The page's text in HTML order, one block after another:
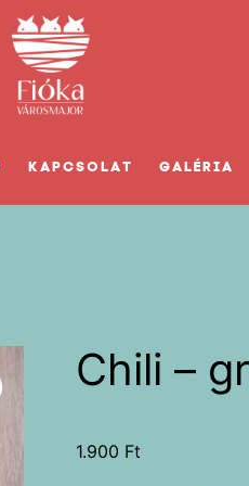
KAPCSOLAT GALÉRIA
Chili –
1.900 Ft